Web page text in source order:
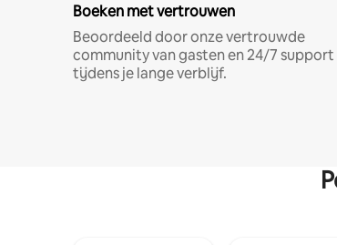
Boeken met vertrouwen
Beoordeeld door onze vertrouwde
community van gasten en 24/7 support
tijdens je lange verblijf.